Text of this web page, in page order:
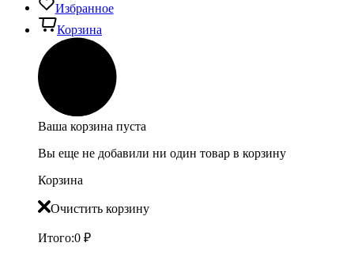
Избранное
Корзина
Ваша корзина пуста
Вы еще не добавили ни один товар в корзину
Корзина
Очистить корзину
Итого:0 ₽